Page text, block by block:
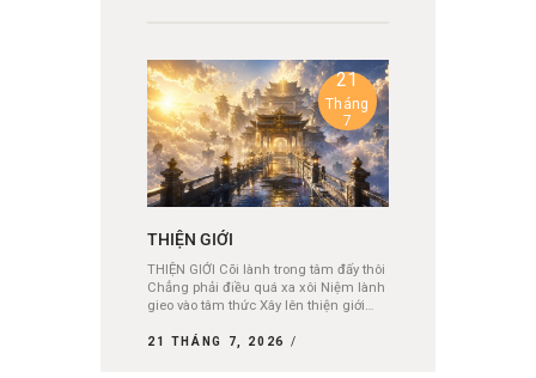
21
Tháng
7
THIỆN GIỚI
THIỆN GIỚI Cõi lành trong tâm đấy thôi
Chẳng phải điều quá xa xôi Niệm lành
gieo vào tâm thức Xây lên thiện giới…
21 THÁNG 7, 2026